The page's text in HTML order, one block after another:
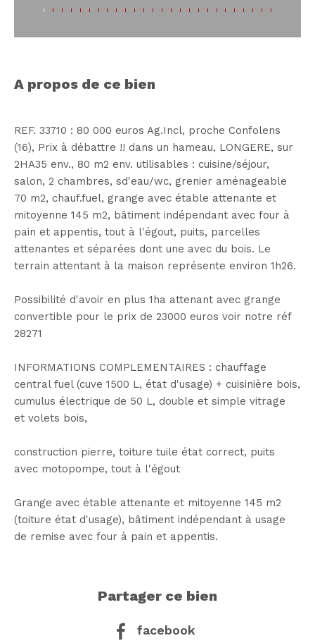
a propos de ce bien
REF. 33710 : 80 000 euros Ag.Incl, proche Confolens
(16), Prix à débattre !! dans un hameau, LONGERE, sur
2HA35 env., 80 m2 env. utilisables : cuisine/séjour,
salon, 2 chambres, sd'eau/wc, grenier aménageable
70 m2, chauf.fuel, grange avec étable attenante et
mitoyenne 145 m2, bâtiment indépendant avec four à
pain et appentis, tout à l'égout, puits, parcelles
attenantes et séparées dont une avec du bois. Le
terrain attentant à la maison représente environ 1h26.
Possibilité d'avoir en plus 1ha attenant avec grange
convertible pour le prix de 23000 euros voir notre réf
28271
INFORMATIONS COMPLEMENTAIRES : chauffage
central fuel (cuve 1500 L, état d'usage) + cuisinière bois,
cumulus électrique de 50 L, double et simple vitrage
et volets bois,
construction pierre, toiture tuile état correct, puits
avec motopompe, tout à l'égout
Grange avec étable attenante et mitoyenne 145 m2
(toiture état d'usage), bâtiment indépendant à usage
de remise avec four à pain et appentis.
partager ce bien
facebook